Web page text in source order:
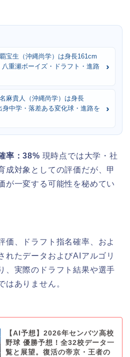
宝生（沖縄尚学）は身長161cm
重瀬ボーイズ・ドラフト・進路
麻貴人（沖縄尚学）は身長
中学・落差ある変化球・進路を
率：38% 現時点では大学・社
成対象としての評価だが、甲
が一変する可能性を秘めてい
価、ドラフト指名確率、およ
れたデータおよびAIアルゴリ
、実際のドラフト結果や選手
はありません。
【AI予想】2026年センバツ高校
野球 優勝予想！全32校データ一
覧と展望。復活の帝京・王者の